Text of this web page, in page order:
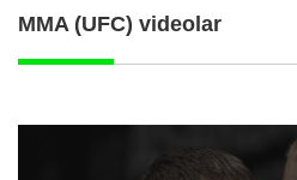
MMA (UFC) videolar